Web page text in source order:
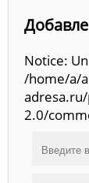
Notice:
/home/a/
2.0/